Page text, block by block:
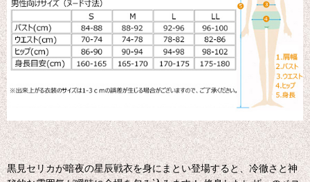
黒見セリカが暗夜の星辰戦衣を身にまとい登場すると、冷徹さと神